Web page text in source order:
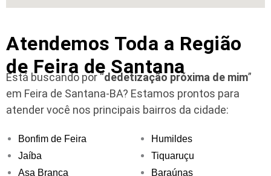
Atendemos Toda a Região
de Feira de Santana
Está buscando por “dedetização próxima de mim”
em Feira de Santana-BA? Estamos prontos para
atender você nos principais bairros da cidade:
Bonfim de Feira
Jaíba
Asa Branca
Humildes
Tiquaruçu
Baraúnas